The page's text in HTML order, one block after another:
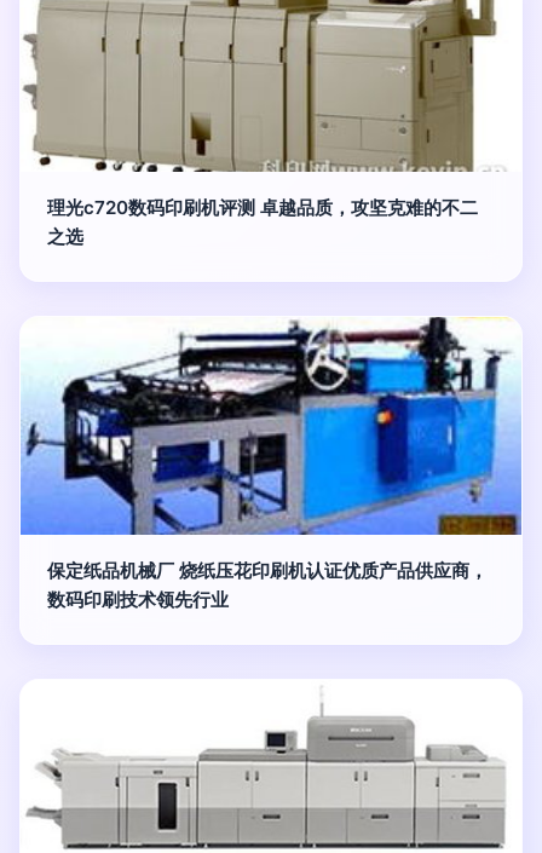
理光c720数码印刷机评测 卓越品质，攻坚克难的不二
之选
保定纸品机械厂 烧纸压花印刷机认证优质产品供应商，
数码印刷技术领先行业